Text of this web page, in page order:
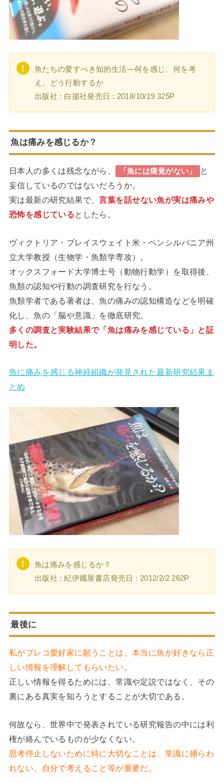
魚たちの愛すべき知的生活―何を感じ、何を考
え、どう行動するか
出版社 ‎: 白揚社発売日 ‎: 2018/10/19 ‎325P
魚は痛みを感じるか？
日本人の多くは残念ながら、 「魚には痛覚がない」
と
妄信しているのではないだろうか。
実は最新の研究結果で、言葉を話せない魚が実は痛みや
恐怖を感じているとしたら。
ヴィクトリア・ブレイスウェイト米・ペンシルバニア州
立大学教授（生物学・魚類学専攻）。
オックスフォード大学博士号（動物行動学）を取得後、
魚類の認知や行動の調査研究を行なう。
魚類学者である著者は、魚の痛みの認知構造などを明確
化し、魚の「脳や意識」を徹底研究。
多くの調査と実験結果で「魚は痛みを感じている」と証
明した。
魚に痛みを感じる神経組織が発見された最新研究結果ま
とめ
魚は痛みを感じるか？
出版社 : 紀伊國屋書店発売日 ‎‎: 2012/2/2 262P
最後に
私がプレコ愛好家に願うことは、本当に魚が好きなら正
しい情報を理解してもらいたい。
正しい情報を得るためには、常識や定説ではなく、その
裏にある真実を知ろうとすることが大切である。
何故なら、世界中で発表されている研究報告の中には利
権が絡んでいるものが少なくない。
思考停止しないために特に大切なことは、常識に捕らわ
れない、自分で考えること等が重要だ。